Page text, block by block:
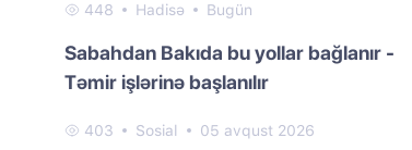
448 Hadisə Bugün
Sabahdan Bakıda bu yollar bağlanır -
Təmir işlərinə başlanılır
403 Sosial 05 avqust 2026